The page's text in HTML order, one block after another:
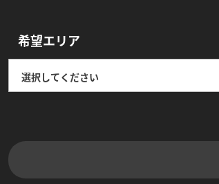
希望エリア